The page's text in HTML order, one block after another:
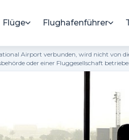
Flüge Flughafenführer
Airport verbunden, wird nicht
oder einer Fluggesellschaft